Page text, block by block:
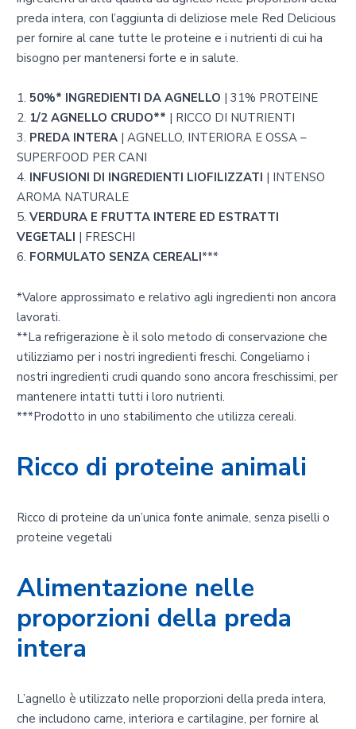
preda intera, con l’aggiunta di deliziose mele Red Delicious
per fornire al cane tutte le proteine e i nutrienti di cui ha
bisogno per mantenersi forte e in salute.
1. 50%* INGREDIENTI DA AGNELLO | 31% PROTEINE
2. 1/2 AGNELLO CRUDO** | RICCO DI NUTRIENTI
3. PREDA INTERA | AGNELLO, INTERIORA E OSSA –
SUPERFOOD PER CANI
4. INFUSIONI DI INGREDIENTI LIOFILIZZATI | INTENSO
AROMA NATURALE
5. VERDURA E FRUTTA INTERE ED ESTRATTI
VEGETALI | FRESCHI
6. FORMULATO SENZA CEREALI***
*Valore approssimato e relativo agli ingredienti non ancora
lavorati.
**La refrigerazione è il solo metodo di conservazione che
utilizziamo per i nostri ingredienti freschi. Congeliamo i
nostri ingredienti crudi quando sono ancora freschissimi, per
mantenere intatti tutti i loro nutrienti.
***Prodotto in uno stabilimento che utilizza cereali.
Ricco di proteine animali
Ricco di proteine da un’unica fonte animale, senza piselli o
proteine vegetali
Alimentazione nelle
proporzioni della preda
intera
L’agnello è utilizzato nelle proporzioni della preda intera,
che includono carne, interiora e cartilagine, per fornire al